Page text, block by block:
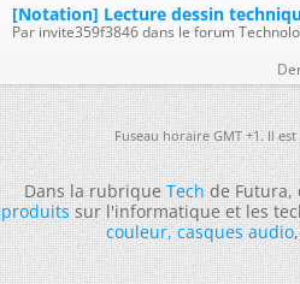
[Notation] Lecture dessin
Par invite359f3846 dans le forum
Fuseau horaire GMT +1. Il
Dans la rubriqueTechde Futura,
produitssur l'informatique et les
couleur,casques audio